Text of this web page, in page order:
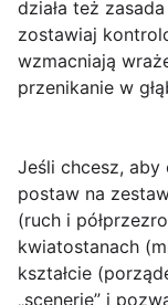
działa też
zostawiaj
wzmacniają
przenikanie w
Jeśli chcesz, aby
postaw na
(ruch i
kwiatostanach
kształcie
„scenerię” i